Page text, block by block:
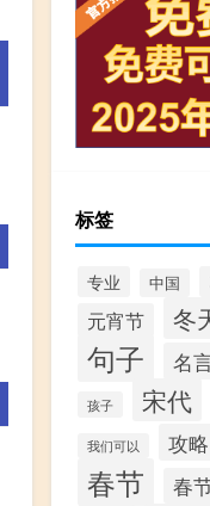
标签
专业 中国
元宵节 冬
句子 名
孩子 宋代
我们可以 攻略
春节 春